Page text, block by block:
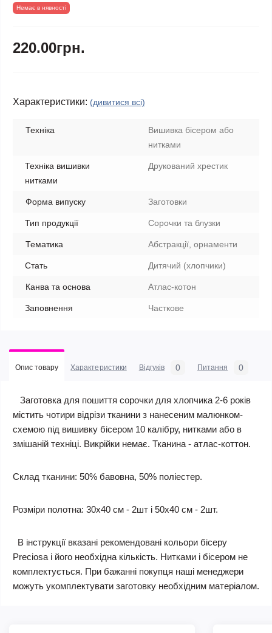
Немає в нявності
220.00грн.
Характеристики: (дивитися всі)
Техніка
Вишивка бісером або
нитками
Техніка вишивки
нитками
Друкований хрестик
Форма випуску Заготовки
Тип продукції Сорочки та блузки
Тематика Абстракції, орнаменти
Стать Дитячий (хлопчики)
Канва та основа Атлас-котон
Заповнення Часткове
Опис товару Характеристики Відгуків 0 Питання 0
Заготовка для пошиття сорочки для хлопчика 2-6 років
містить чотири відрізи тканини з нанесеним малюнком-
схемою під вишивку бісером 10 калібру, нитками або в
змішаній техніці. Викрійки немає. Тканина - атлас-коттон.
Склад тканини: 50% бавовна, 50% поліестер.
Розміри полотна: 30х40 см - 2шт і 50х40 см - 2шт.
В інструкції вказані рекомендовані кольори бісеру
Preciosa і його необхідна кількість. Нитками і бісером не
комплектується. При бажанні покупця наші менеджери
можуть укомплектувати заготовку необхідним матеріалом.